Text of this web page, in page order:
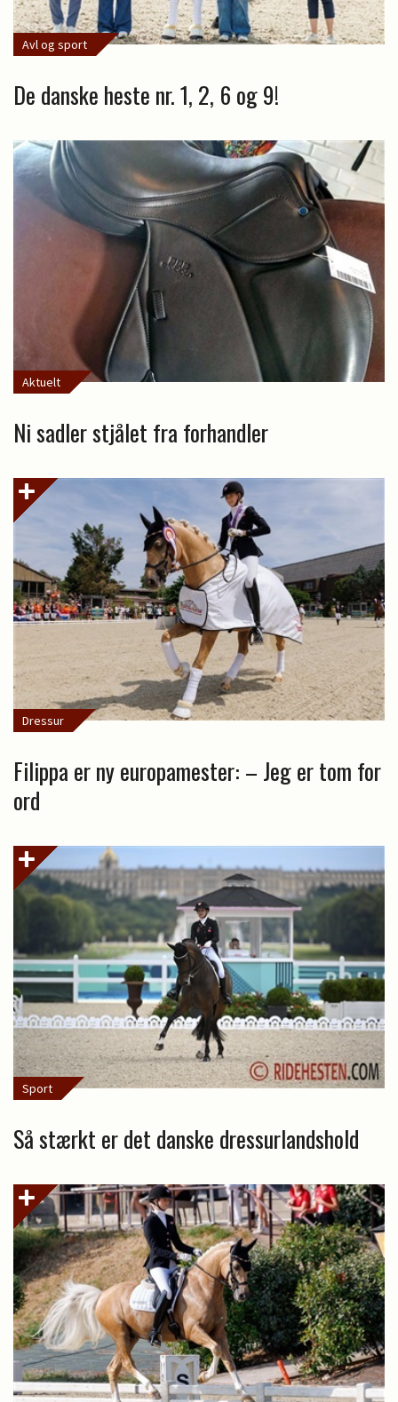
Avl og sport
De danske heste nr. 1, 2, 6 og 9!
Aktuelt
Ni sadler stjålet fra forhandler
Dressur
Filippa er ny europamester: – Jeg er tom for
ord
Sport
Så stærkt er det danske dressurlandshold